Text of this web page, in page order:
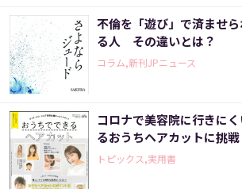
不倫を「遊び」で済ませ
る人 その違いとは？
コラム,新刊JPニュース
コロナで美容院に行きに
るおうちヘアカットに挑戦
トピックス,実用書